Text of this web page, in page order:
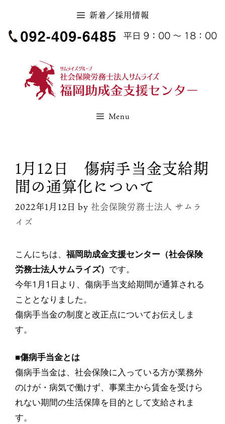
新着／採用情報
Menu
1月12日 傷病手当金支給期
間の通算化について
2022年1月12日 by 社会保険労務士法人 サムラ
イズ
こんにちは、福岡助成金支援センター（社会保険
労務士法人サムライズ） です。
今年1月1日より、傷病手当支給期間が通算される
こととなりました。
傷病手当金の制度と改正点についてお伝えしま
す。
■傷病手当金とは
傷病手当金は、社会保険に入っている方が業務外
のけが・病気で働けず、事業主から賃金を受けら
れない期間の生活保障を目的として支給されま
す。